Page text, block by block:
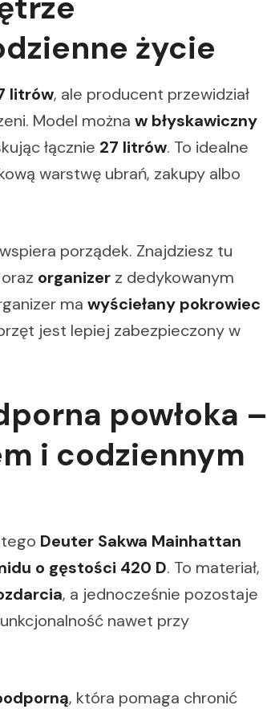
życie
litrów, ale producent przewidział
Model można w błyskawiczny
łącznie 27 litrów. To idealne
warstwę ubrań, zakupy albo
porządek. Znajdziesz tu
oraz organizer z dedykowanym
ma wyściełany pokrowiec
jest lepiej zabezpieczony w
powłoka –
i codziennym
Deuter Sakwa Mainhattan
o gęstości 420 D. To materiał,
, a jednocześnie pozostaje
nawet przy
, która pomaga chronić